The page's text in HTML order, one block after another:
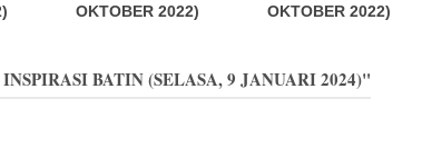
OKTOBER 2022)
OKTOBER 2022)
BATIN (SELASA, 9 JANUARI 2024)"